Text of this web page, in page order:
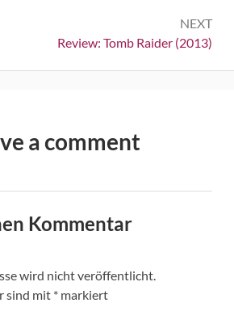
NEXT
Next:
Review: Tomb Raider (2013)
a comment
Kommentar
wird nicht veröffentlicht.
sind mit *markiert